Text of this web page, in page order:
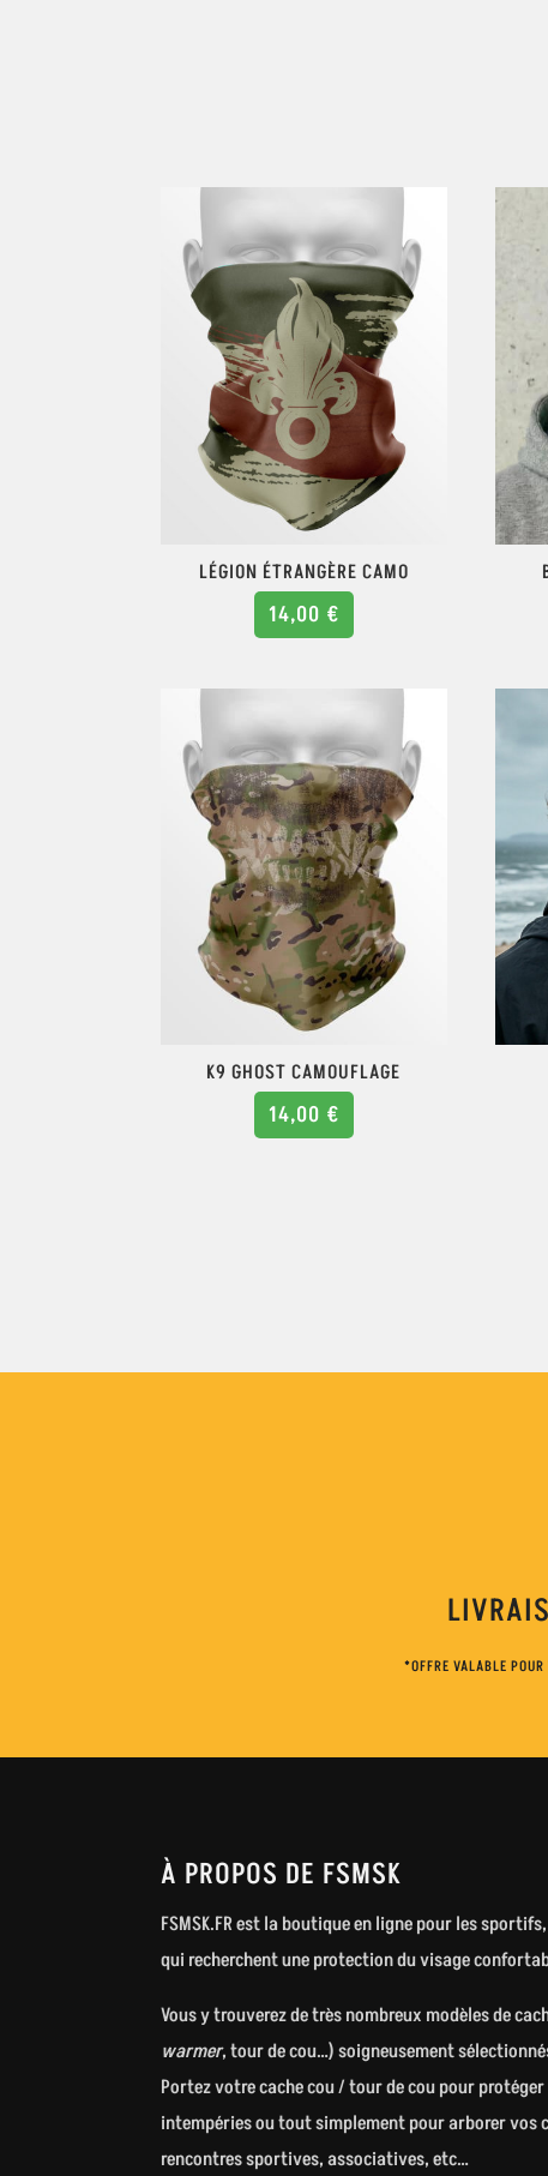
LÉGION ÉTRANGÈRE CAMO
14,00 €
K9 GHOST CAMOUFLAGE
14,00 €
*OFFRE VALABLE
À PROPOS DE FSMSK
FSMSK.FR est la boutique en ligne pour les
qui recherchent une protection du visage
Vous y trouverez de très nombreux modèles de
warmer, tour de cou…) soigneusement
Portez votre cache cou / tour de cou pour
intempéries ou tout simplement pour arborer vos
rencontres sportives, associatives, etc…